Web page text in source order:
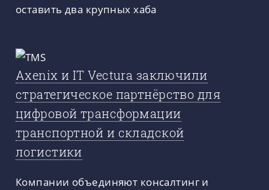
оставить два крупных хаба
Axenix и IT Vectura заключили
стратегическое партнёрство для
цифровой трансформации
транспортной и складской
логистики
Компании объединяют консалтинг и